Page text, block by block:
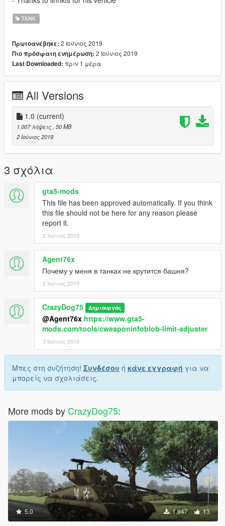
TANK
Πρωτοανέβηκε: 2 Ιούνιος 2019
Πιο πρόσφατη ενημέρωση: 2 Ιούνιος 2019
Last Downloaded: πριν 1 μέρα
All Versions
1.0 (current)
1.007 λήψεις, 50 MB
2 Ιούνιος 2019
3 σχόλια
gta5-mods
This file has been approved automatically. If you think
this file should not be here for any reason please
report it.
2 Ιούνιος 2019
Agent76x
Почему у меня в танках не крутится башня?
2 Ιούνιος 2019
CrazyDog75 Δημιουργός
@Agent76x https://www.gta5-
mods.com/tools/cweaponinfoblob-limit-adjuster
3 Ιούνιος 2019
Μπες στη συζήτηση! Συνδέσου ή κάνε εγγραφή για να
μπορείς να σχολιάσεις.
More mods by CrazyDog75:
5.0 1.947 13